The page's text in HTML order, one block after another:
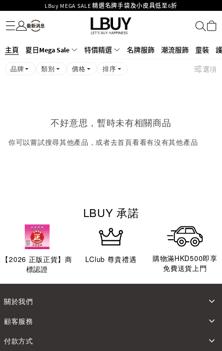
LBuy MEGA SALE 精選名牌手袋及小皮具低至6折
Goyard Hobo / Hobo Mini人氣限量特別版限時原價低至75折!
LBuy呈獻 - Hermès 及 Chanel 手袋及首飾原價低至6折，立即入手!
426號舖！
MOKO 1樓175號鋪旗艦店特設名牌Hermès、CHANEL及LV專區！
購物滿HKD500即享免運費！
名牌服飾
潮流服飾
童裝
護膚美妝
香水香薰
個人護理
母嬰護理
遊戲及精品玩具
文儀用品
家居生活
電子產品
美食
醫藥保健
運動與戶外用品
主頁 夏日Mega Sale 特價精選 名牌服飾 潮流服飾 童裝
品牌 類別 價格 排序 選項
不好意思，暫時未有相關商品
你可以嘗試搜尋其他產品，或者去首頁看看有沒有其他產品
LBUY 承諾
【2026 正版正貨】商
標認證
LClub 尊貴禮遇
購物滿HKD500即享
免費送貨上門
關於我們
顧客服務
付款方式